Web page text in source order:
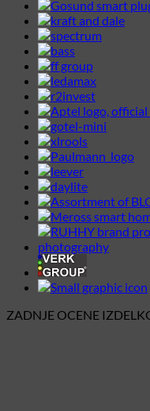
ZADNJE OCENE